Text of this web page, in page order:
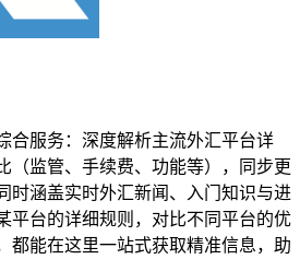
合服务：深度解析主流外汇平台详
（监管、手续费、功能等），同步更
时涵盖实时外汇新闻、入门知识与进
平台的详细规则，对比不同平台的优
都能在这里一站式获取精准信息，助